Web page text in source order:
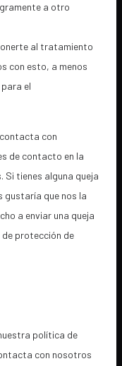
a otro
al tratamiento
con esto, a menos
el
con
de contacto en la
tienes alguna queja
gustaría que nos la
a enviar una queja
protección de
política de
con nosotros